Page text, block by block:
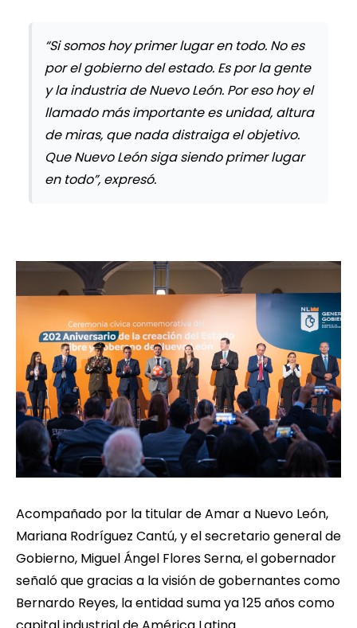
“Si somos hoy primer lugar en todo. No es
por el gobierno del estado. Es por la gente
y la industria de Nuevo León. Por eso hoy el
llamado más importante es unidad, altura
de miras, que nada distraiga el objetivo.
Que Nuevo León siga siendo primer lugar
en todo”, expresó.
Acompañado por la titular de Amar a Nuevo León,
Mariana Rodríguez Cantú, y el secretario general de
Gobierno, Miguel Ángel Flores Serna, el gobernador
señaló que gracias a la visión de gobernantes como
Bernardo Reyes, la entidad suma ya 125 años como